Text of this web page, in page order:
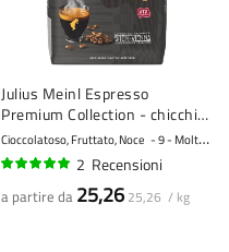
Julius Meinl Espresso
Premium Collection - chicchi
di caffè - 1 kg
Cioccolatoso, Fruttato, Noce 9 - Molto forte
2 Recensioni
a partire da 25,26 25,26 / kg